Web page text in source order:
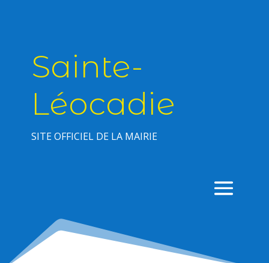
Sainte-
Léocadie
SITE OFFICIEL DE LA MAIRIE